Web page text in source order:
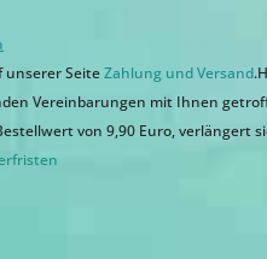
unserer SeiteZahlung und Versand
Vereinbarungen mit Ihnen
von 9,90 Euro, verlängert